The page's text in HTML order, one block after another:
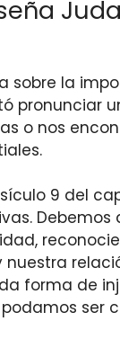
sobre la
pronunciar
o nos
9 del
nuestra
forma de
podamos